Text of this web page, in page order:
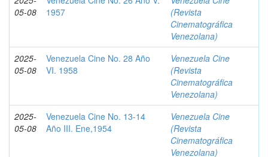
05-08
1957
(Revista
Cinematográfica
Venezolana)
2025-
05-08
Venezuela Cine No. 28 Año
VI. 1958
Venezuela Cine
(Revista
Cinematográfica
Venezolana)
2025-
05-08
Venezuela Cine No. 13-14
Año III. Ene,1954
Venezuela Cine
(Revista
Cinematográfica
Venezolana)